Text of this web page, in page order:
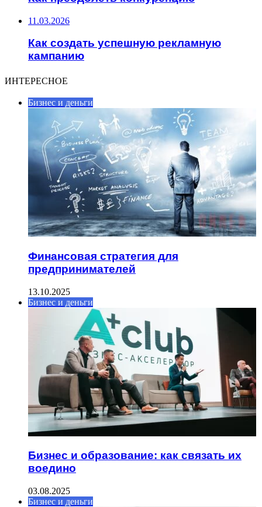
11.03.2026
Как создать успешную рекламную
кампанию
ИНТЕРЕСНОЕ
Бизнес и деньги
Финансовая стратегия для
предпринимателей
13.10.2025
Бизнес и деньги
Бизнес и образование: как связать их
воедино
03.08.2025
Бизнес и деньги